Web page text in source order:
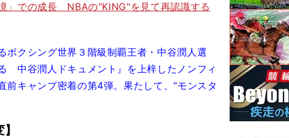
」での成長 NBAの"KING"を見て再認識する
クシング世界３階級制覇王者・中谷潤人選
中谷潤人ドキュメント』を上梓したノンフィ
前キャンプ密着の第4弾。果たして、"モンスタ